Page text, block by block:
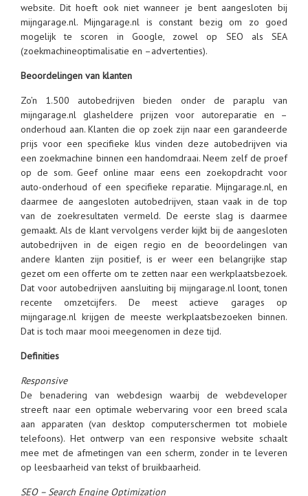
website. Dit hoeft ook niet wanneer je bent aangesloten bij
mijngarage.nl. Mijngarage.nl is constant bezig om zo goed
mogelijk te scoren in Google, zowel op SEO als SEA
(zoekmachineoptimalisatie en –advertenties).
Beoordelingen van klanten
Zo’n 1.500 autobedrijven bieden onder de paraplu van
mijngarage.nl glasheldere prijzen voor autoreparatie en –
onderhoud aan. Klanten die op zoek zijn naar een garandeerde
prijs voor een specifieke klus vinden deze autobedrijven via
een zoekmachine binnen een handomdraai. Neem zelf de proef
op de som. Geef online maar eens een zoekopdracht voor
auto-onderhoud of een specifieke reparatie. Mijngarage.nl, en
daarmee de aangesloten autobedrijven, staan vaak in de top
van de zoekresultaten vermeld. De eerste slag is daarmee
gemaakt. Als de klant vervolgens verder kijkt bij de aangesloten
autobedrijven in de eigen regio en de beoordelingen van
andere klanten zijn positief, is er weer een belangrijke stap
gezet om een offerte om te zetten naar een werkplaatsbezoek.
Dat voor autobedrijven aansluiting bij mijngarage.nl loont, tonen
recente omzetcijfers. De meest actieve garages op
mijngarage.nl krijgen de meeste werkplaatsbezoeken binnen.
Dat is toch maar mooi meegenomen in deze tijd.
Definities
Responsive
De benadering van webdesign waarbij de webdeveloper
streeft naar een optimale webervaring voor een breed scala
aan apparaten (van desktop computerschermen tot mobiele
telefoons). Het ontwerp van een responsive website schaalt
mee met de afmetingen van een scherm, zonder in te leveren
op leesbaarheid van tekst of bruikbaarheid.
SEO – Search Engine Optimization